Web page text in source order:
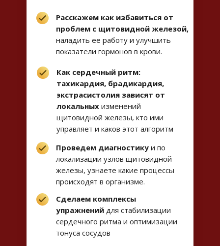
Расскажем как избавиться от
проблем с щитовидной железой,
наладить ее работу и улучшить
показатели гормонов в крови.
Как сердечный ритм:
тахикардия, брадикардия,
экстрасистолия зависят от
локальных изменений
щитовидной железы, кто ими
управляет и каков этот алгоритм
Проведем диагностику и по
локализации узлов щитовидной
железы, узнаете какие процессы
происходят в организме.
Сделаем комплексы
упражнений для стабилизации
сердечного ритма и оптимизации
тонуса сосудов